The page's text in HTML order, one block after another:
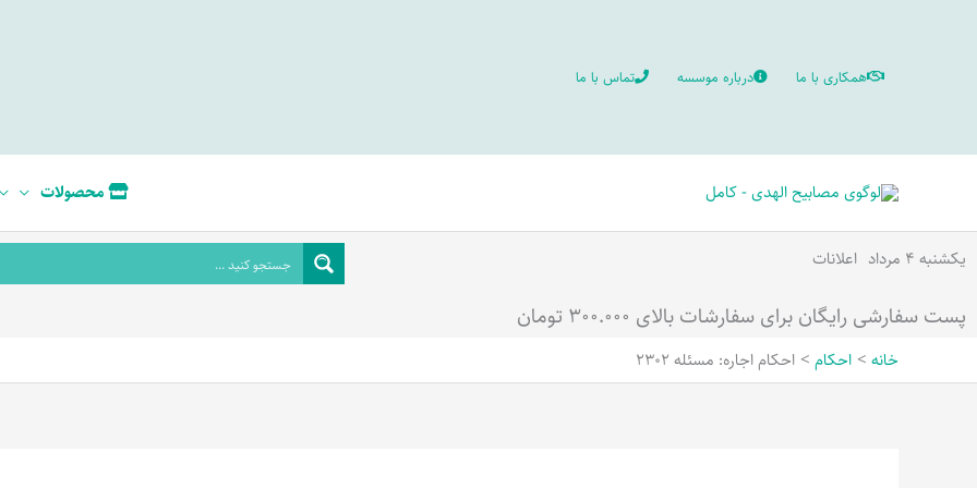
همکاری با ما درباره موسسه تماس با ما
محصولات
یکشنبه ۴ مرداد اعلانات
پست سفارشی رایگان برای سفارشات بالای ۳۰۰.۰۰۰ تومان
خانه احکام احکام اجاره: مسئله 2302